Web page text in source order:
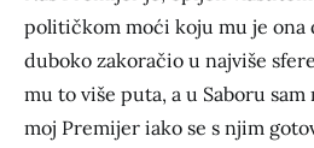
političkom moći koju mu je ona
duboko zakoračio u najviše
mu to više puta, a u Saboru
moj Premijer iako se s njim